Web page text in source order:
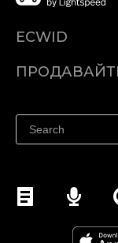
ECWID
Помощен център
Продавайте във
Продавайте в